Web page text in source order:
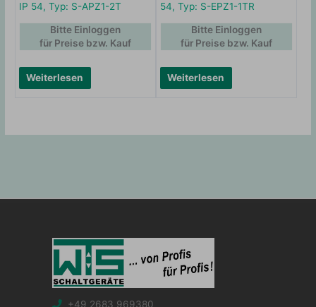
IP 54, Typ: S-APZ1-2T
Weiterlesen
Bitte Einloggen
für Preise bzw. Kauf
54, Typ: S-EPZ1-1TR
Weiterlesen
Bitte Einloggen
für Preise bzw. Kauf
+49 2683 969380